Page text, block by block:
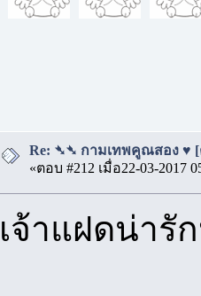
Re: ➴➴ กามเทพคูณสอง ♥ [
«ตอบ #212 เมื่อ22-03-2017
เจ้าแฝดน่ารั